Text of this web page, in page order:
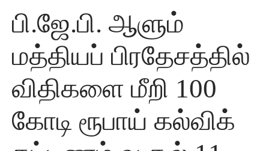
பி.ஜே.பி. ஆளும்
மத்தியப் பிரதேசத்தில்
விதிகளை மீறி 100
கோடி ரூபாய் கல்விக்